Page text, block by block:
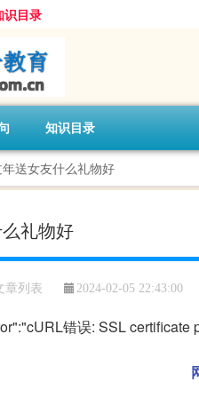
识目录
知识目录
送女友什么礼物好
礼物好
章列表 2024-02-05 22:43:00
错误: SSL